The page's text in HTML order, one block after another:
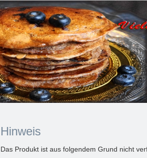
Hinweis
Das Produkt ist aus folgendem Grund nicht